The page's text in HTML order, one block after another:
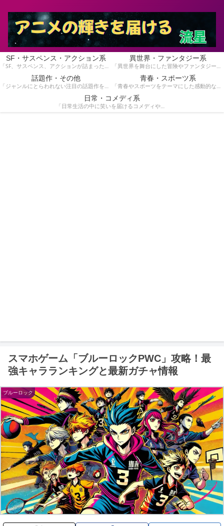
SF・サスペンス・アクション系 異世界・ファンタジー系
話題作・その他 青春・スポーツ系
日常・コメディ系
スマホゲーム「ブルーロックPWC」攻略！最
強キャラランキングと最新ガチャ情報
ブルーロック